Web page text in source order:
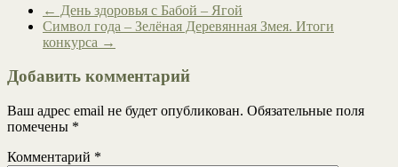
← День здоровья с Бабой – Ягой
Символ года – Зелёная Деревянная Змея. Итоги
конкурса →
Добавить комментарий
Ваш адрес email не будет опубликован. Обязательные поля
помечены *
Комментарий *